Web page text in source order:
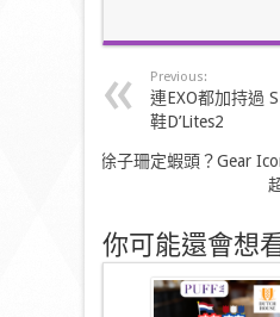
Previous:
連EXO都加持過
鞋D’Lites2
徐子珊定蝦頭？Gear
你可能還會想